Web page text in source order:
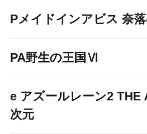
Pメイドインアビス 奈
PA野生の王国Ⅵ
e アズールレーン2 THE
次元